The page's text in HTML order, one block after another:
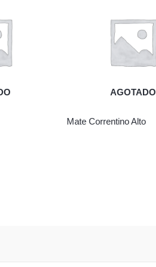
AGOTADO
Mate Correntino Alto